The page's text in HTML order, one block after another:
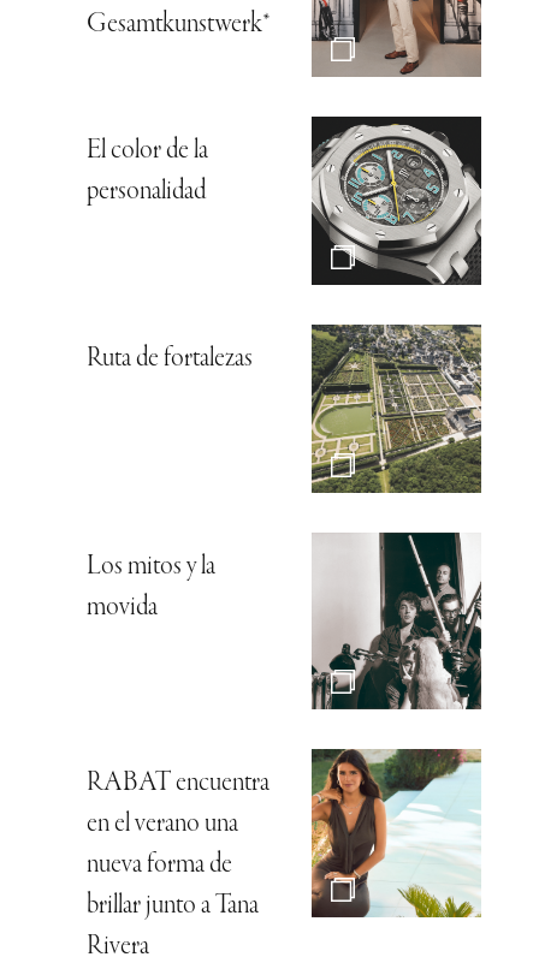
Gesamtkunstwerk*
El color de la
personalidad
Ruta de fortalezas
Los mitos y la
movida
RABAT encuentra
en el verano una
nueva forma de
brillar junto a Tana
Rivera